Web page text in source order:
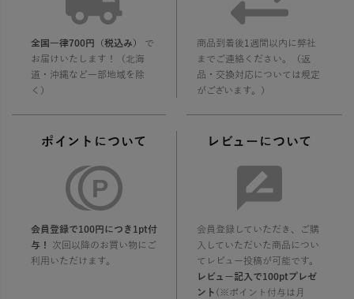
全国一律700円（税込み）
で
お届けいたします！（北海
道・沖縄など一部地域を除
く）
商品到着後1週間以内に弊社
までご連絡ください。（返
品・交換対応については規定
がございます。）
ポイントについて
会員登録で100円につき1pt付
与！
次回以降のお買い物にご
利用いただけます。
レビューについて
会員登録していただき、ご購
入していただいた商品につい
てレビュー投稿が可能です。
レビュー記入で100ptプレゼ
ント (※ポイント付与は月